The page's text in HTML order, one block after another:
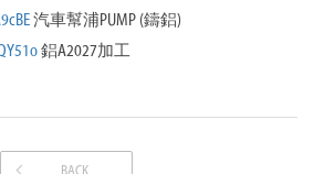
汽車幫浦PUMP (鑄鋁)
鋁A2027加工
BACK